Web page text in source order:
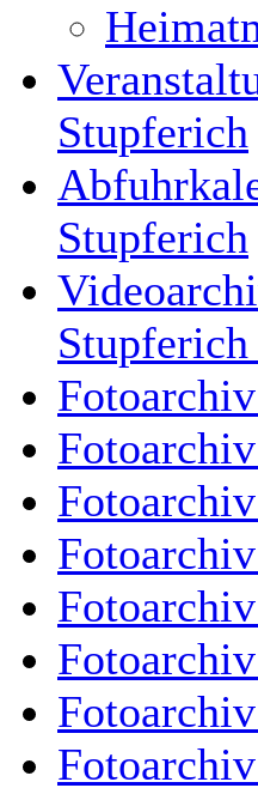
Stupferich
Stupferich